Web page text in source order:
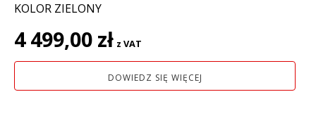
KOLOR ZIELONY
4 499,00 zł z VAT
DOWIEDZ SIĘ WIĘCEJ